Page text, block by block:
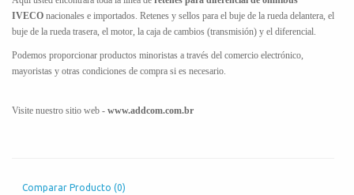
IVECO nacionales e importados. Retenes y sellos para el buje de la rueda delantera, el
buje de la rueda trasera, el motor, la caja de cambios (transmisión) y el diferencial.
Podemos proporcionar productos minoristas a través del comercio electrónico,
mayoristas y otras condiciones de compra si es necesario.
Visite nuestro sitio web - www.addcom.com.br
Comparar Producto (0)